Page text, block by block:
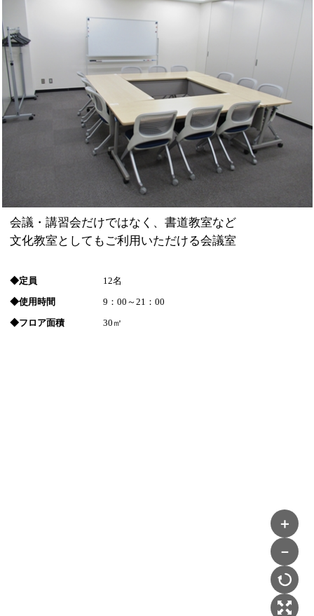
会議・講習会だけではなく、書道教室など
文化教室としてもご利用いただける会議室
◆定員
12名
◆使用時間
9：00～21：00
◆フロア面積
30㎡